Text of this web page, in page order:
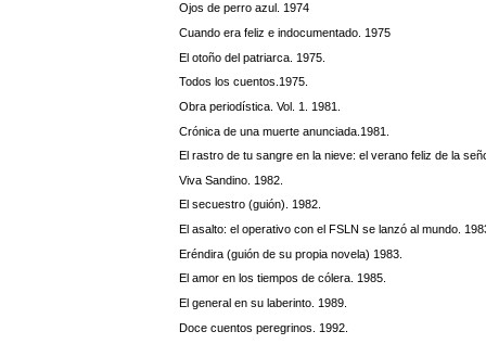
Ojos de perro azul. 1974
Cuando era feliz e indocumentado. 1975
El otoño del patriarca. 1975.
Todos los cuentos.1975.
Obra periodística. Vol. 1. 1981.
Crónica de una muerte anunciada.1981.
El rastro de tu sangre en la nieve: el verano feliz de la
Viva Sandino. 1982.
El secuestro (guión). 1982.
El asalto: el operativo con el FSLN se lanzó al mundo.
Eréndira (guión de su propia novela) 1983.
El amor en los tiempos de cólera. 1985.
El general en su laberinto. 1989.
Doce cuentos peregrinos. 1992.